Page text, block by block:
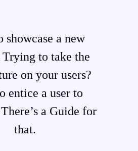
showcase a new
Trying to take the
on your users?
entice a user to
a Guide for
that.